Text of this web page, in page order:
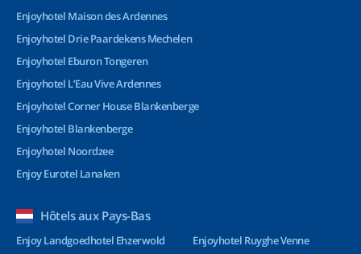
Enjoyhotel Maison des Ardennes
Enjoyhotel Drie Paardekens Mechelen
Enjoyhotel Eburon Tongeren
Enjoyhotel L’Eau Vive Ardennes
Enjoyhotel Corner House Blankenberge
Enjoyhotel Blankenberge
Enjoyhotel Noordzee
Enjoy Eurotel Lanaken
Hôtels aux Pays-Bas
Enjoy Landgoedhotel Ehzerwold
Enjoyhotel Ruyghe Venne